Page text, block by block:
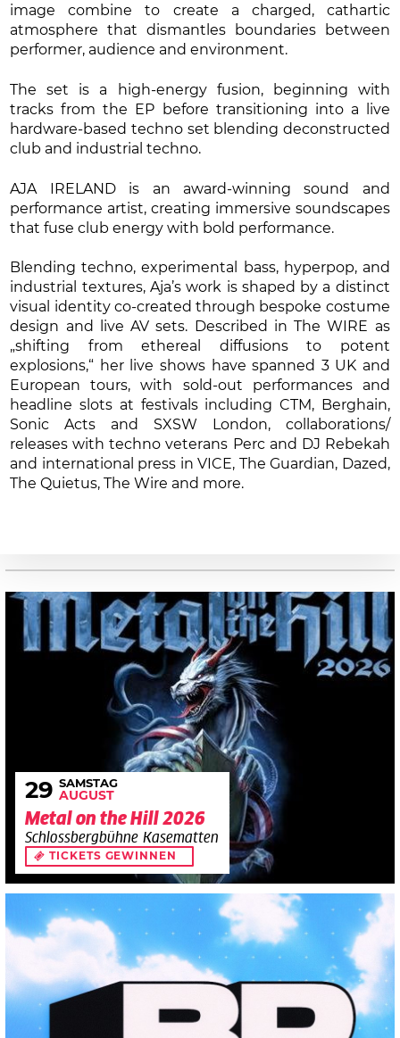
image combine to create a charged, cathartic
atmosphere that dismantles boundaries between
performer, audience and environment.
The set is a high-energy fusion, beginning with
tracks from the EP before transitioning into a live
hardware-based techno set blending deconstructed
club and industrial techno.
AJA IRELAND is an award-winning sound and
performance artist, creating immersive soundscapes
that fuse club energy with bold performance.
Blending techno, experimental bass, hyperpop, and
industrial textures, Aja’s work is shaped by a distinct
visual identity co-created through bespoke costume
design and live AV sets. Described in The WIRE as
„shifting from ethereal diffusions to potent
explosions,“ her live shows have spanned 3 UK and
European tours, with sold-out performances and
headline slots at festivals including CTM, Berghain,
Sonic Acts and SXSW London, collaborations/
releases with techno veterans Perc and DJ Rebekah
and international press in VICE, The Guardian, Dazed,
The Quietus, The Wire and more.
29 SAMSTAG
AUGUST
Metal on the Hill 2026
Schlossbergbühne Kasematten
TICKETS GEWINNEN